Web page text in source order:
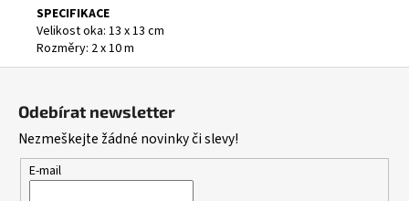
SPECIFIKACE
Velikost oka: 13 x 13 cm
Rozměry: 2 x 10 m
5KG,
200KS/ROLE
BALENÉ
Odebírat newsletter
Nezmeškejte žádné novinky či slevy!
E-mail